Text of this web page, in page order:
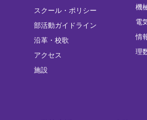
スクール・ポリシー
部活動ガイドライン
沿革・校歌
アクセス
施設
機
電
情
理